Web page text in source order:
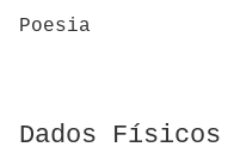
Poesia
Dados Físicos